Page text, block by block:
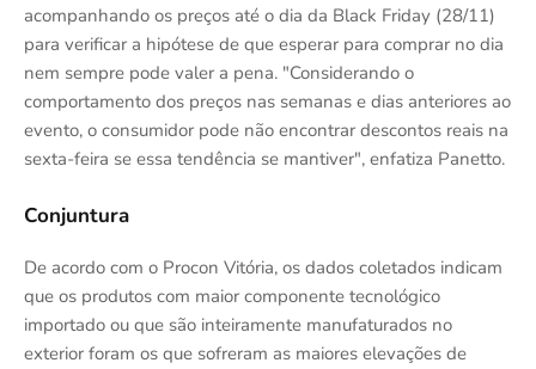
acompanhando os preços até o dia da Black Friday (28/11)
para verificar a hipótese de que esperar para comprar no dia
nem sempre pode valer a pena. "Considerando o
comportamento dos preços nas semanas e dias anteriores ao
evento, o consumidor pode não encontrar descontos reais na
sexta-feira se essa tendência se mantiver", enfatiza Panetto.
Conjuntura
De acordo com o Procon Vitória, os dados coletados indicam
que os produtos com maior componente tecnológico
importado ou que são inteiramente manufaturados no
exterior foram os que sofreram as maiores elevações de